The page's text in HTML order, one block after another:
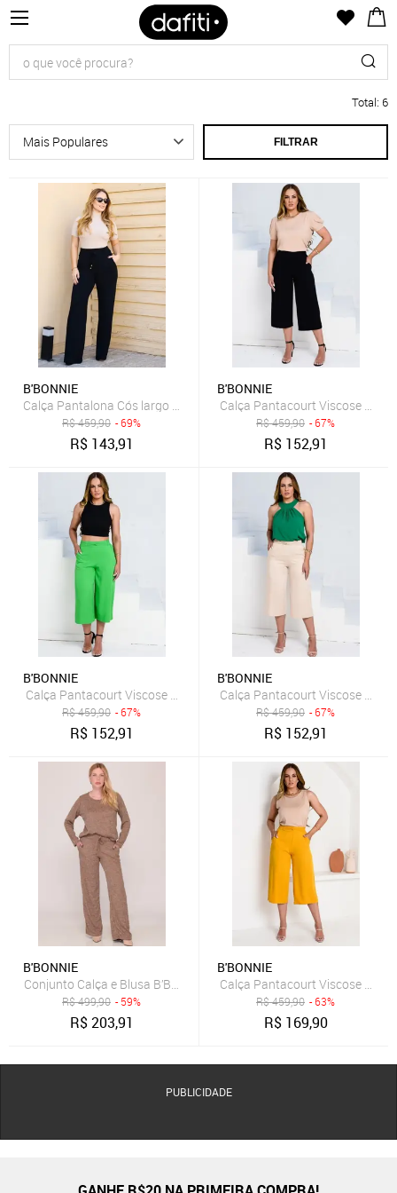
Total: 6
FILTRAR
B'BONNIE
Calça Pantalona Cós largo Bolsos B’Bonnie Jane Preta
R$459,90 - 69%
R$ 143,91
B'BONNIE
R$459,90 - 67%
R$ 152,91
B'BONNIE
Calça Pantacourt Viscose Cós de Elástico B’Bonnie Cora Verde
R$459,90 - 67%
R$ 152,91
B'BONNIE
Calça Pantacourt Viscose Cós
R$459,90 - 67%
R$ 152,91
B'BONNIE
Conjunto Calça e Blusa B’Bonnie Milena Bege
R$499,90 - 59%
R$203,91
B'BONNIE
Calça Pantacourt Viscose Cós
R$459,90 - 63%
R$ 169,90
PUBLICIDADE